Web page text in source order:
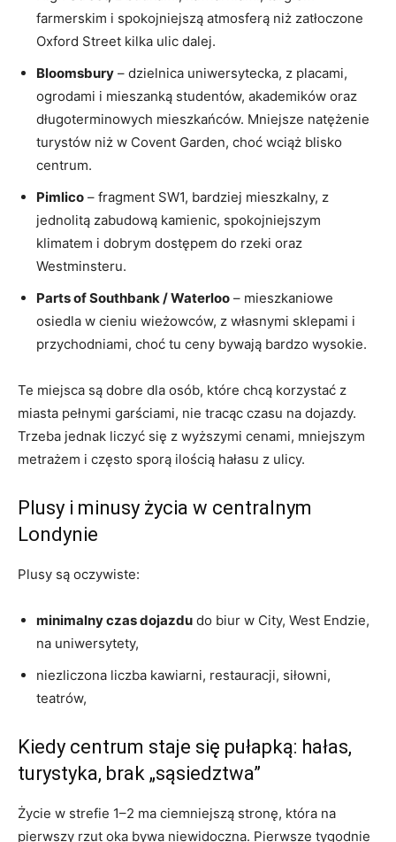
farmerskim i spokojniejszą atmosferą niż zatłoczone
Oxford Street kilka ulic dalej.
Bloomsbury – dzielnica uniwersytecka, z placami,
ogrodami i mieszanką studentów, akademików oraz
długoterminowych mieszkańców. Mniejsze natężenie
turystów niż w Covent Garden, choć wciąż blisko
centrum.
Pimlico – fragment SW1, bardziej mieszkalny, z
jednolitą zabudową kamienic, spokojniejszym
klimatem i dobrym dostępem do rzeki oraz
Westminsteru.
Parts of Southbank / Waterloo – mieszkaniowe
osiedla w cieniu wieżowców, z własnymi sklepami i
przychodniami, choć tu ceny bywają bardzo wysokie.
Te miejsca są dobre dla osób, które chcą korzystać z
miasta pełnymi garściami, nie tracąc czasu na dojazdy.
Trzeba jednak liczyć się z wyższymi cenami, mniejszym
metrażem i często sporą ilością hałasu z ulicy.
Plusy i minusy życia w centralnym
Londynie
Plusy są oczywiste:
minimalny czas dojazdu do biur w City, West Endzie,
na uniwersytety,
niezliczona liczba kawiarni, restauracji, siłowni,
teatrów,
Kiedy centrum staje się pułapką: hałas,
turystyka, brak „sąsiedztwa”
Życie w strefie 1–2 ma ciemniejszą stronę, która na
pierwszy rzut oka bywa niewidoczna. Pierwsze tygodnie